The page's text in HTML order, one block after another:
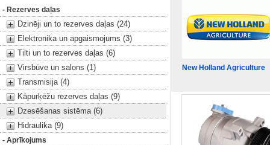
- Rezerves daļas
Dzinēji un to rezerves daļas (24)
Elektronika un apgaismojums (3)
Tilti un to rezerves daļas (6)
Virsbūve un salons (1)
Transmisija (4)
Kāpurķēžu rezerves daļas (9)
Dzesēšanas sistēma (6)
Hidraulika (9)
- Aprīkojums
New Holland Agriculture